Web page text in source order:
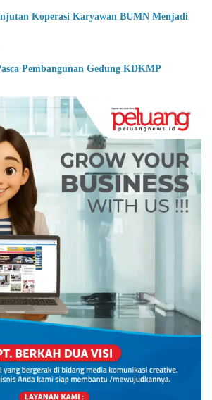
Koperasi Karyawan BUMN Menjadi
Pembangunan Gedung KDKMP